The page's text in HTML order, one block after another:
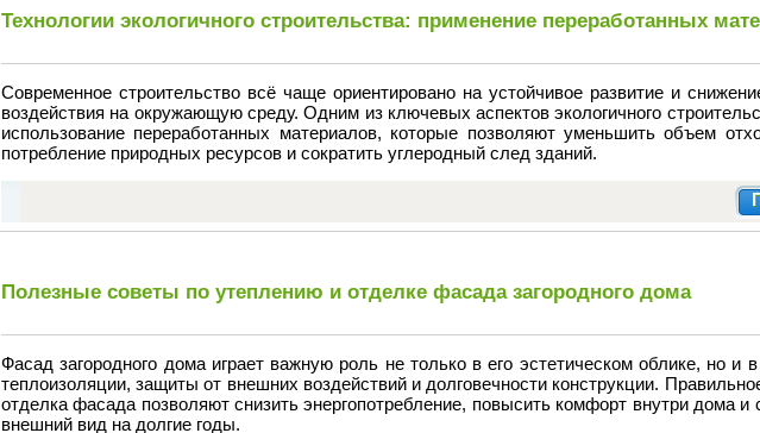
Технологии экологичного строительства: применение переработанных
Современное строительство всё чаще ориентировано на устойчивое развитие и
воздействия на окружающую среду. Одним из ключевых аспектов экологичного
использование переработанных материалов, которые позволяют уменьшить объем
потребление природных ресурсов и сократить углеродный след зданий.
Полезные советы по утеплению и отделке фасада загородного дома
Фасад загородного дома играет важную роль не только в его эстетическом облике, но и
теплоизоляции, защиты от внешних воздействий и долговечности конструкции.
отделка фасада позволяют снизить энергопотребление, повысить комфорт внутри дома и
внешний вид на долгие годы.